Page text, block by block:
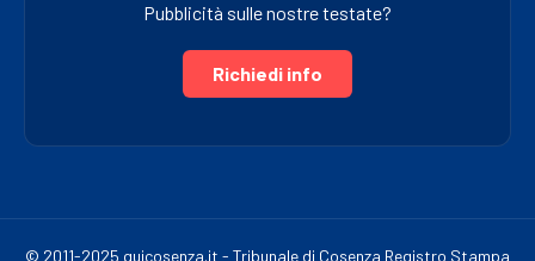
Pubblicità sulle nostre testate?
Richiedi info
© 2011-2025 quicosenza.it - Tribunale di Cosenza Registro Stampa